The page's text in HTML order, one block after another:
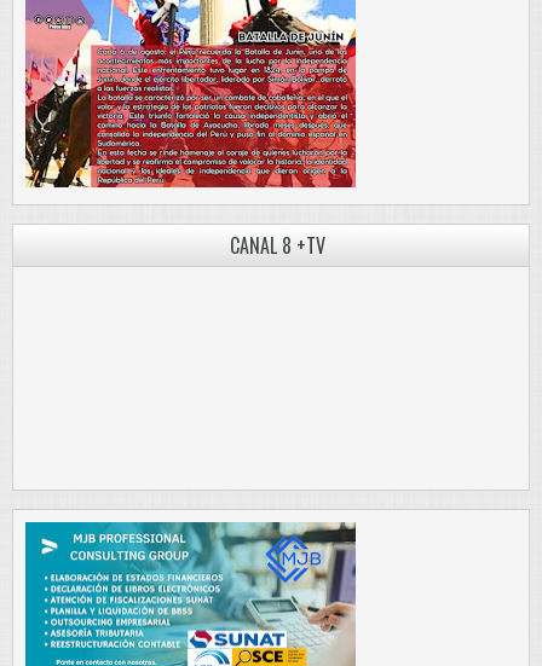
CANAL 8 +TV